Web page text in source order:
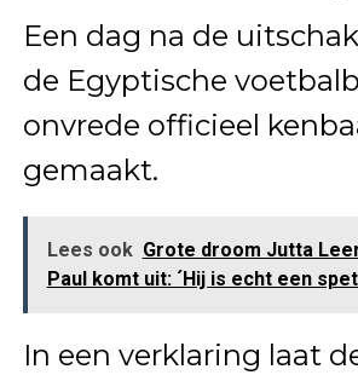
Een dag na de
de Egyptische
onvrede officieel
gemaakt.
Lees ook Grote droom Jutta
Paul komt uit: ´Hij is echt een
In een verklaring laat